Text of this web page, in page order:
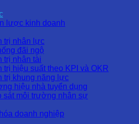
lược kinh doanh
trị nhân lực
đãi ngộ
trị nhân tài
trị hiệu suất theo KPI và OKR
trị khung năng lực
hiệu nhà tuyển dụng
sát môi trường nhân sự
doanh nghiệp